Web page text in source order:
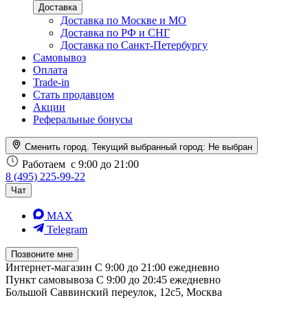
Доставка
Доставка по Москве и МО
Доставка по РФ и СНГ
Доставка по Санкт-Петербургу
Самовывоз
Оплата
Trade-in
Стать продавцом
Акции
Реферальные бонусы
Сменить город. Текущий выбранный город: Не выбран
Работаем с 9:00 до 21:00
8 (495) 225-99-22
Чат
MAX
Telegram
Позвоните мне
Интернет-магазин С 9:00 до 21:00 ежедневно
Пункт самовывоза С 9:00 до 20:45 ежедневно
Большой Саввинский переулок, 12с5, Москва